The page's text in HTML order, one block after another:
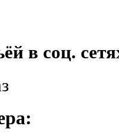
в соц.